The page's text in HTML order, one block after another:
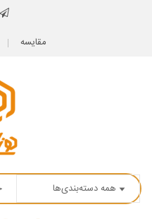
مقایسه